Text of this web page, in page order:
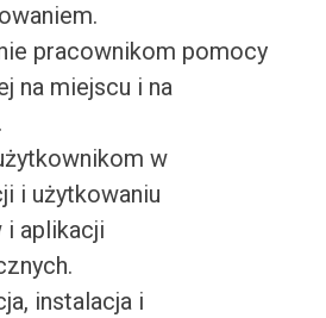
pracownikom pomocy
na miejscu i na
w
i użytkowaniu
i aplikacji
instalacja i